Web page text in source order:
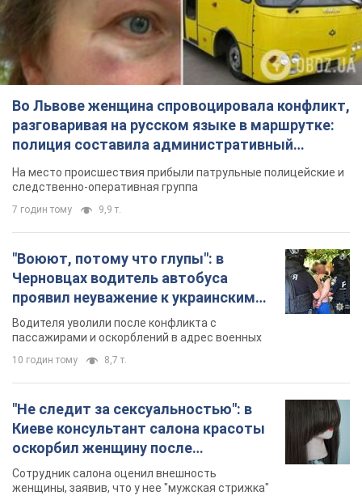
Во Львове женщина спровоцировала конфликт,
разговаривая на русском языке в маршрутке:
полиция составила административный
протокол. Видео
На место происшествия прибыли патрульные полицейские и
следственно-оперативная группа
7 годин тому 9,9 т.
"Воюют, потому что глупы": в
Черновцах водитель автобуса
проявил неуважение к украинским
военным и поплатился за это.
Видео
Водителя уволили после конфликта с
пассажирами и оскорблений в адрес военных
10 годин тому 8,7 т.
"Не следит за сексуальностью": в
Киеве консультант салона красоты
оскорбил женщину после
химиотерапии, разгорелся скандал.
Фото
Сотрудник салона оценил внешность
женщины, заявив, что у нее "мужская стрижка"